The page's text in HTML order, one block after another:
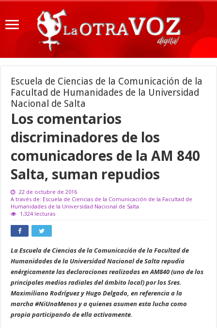
Escuela de Ciencias de la Comunicación de la
Facultad de Humanidades de la Universidad
Nacional de Salta
Los comentarios
discriminadores de los
comunicadores de la AM 840
Salta, suman repudios
22 de octubre de 2016
A través de: Escuela de Ciencias de la Comunicación de la Facultad de
Humanidades de la Universidad Nacional de Salta
1,324 lecturas
La Escuelade Ciencias de la Comunicación de la Facultad de
Humanidades de la Universidad Nacional de Salta repudia
enérgicamente las declaraciones realizadas en AM840 (uno de los
principales medios radiales del ámbito local) por los Sres.
Maximiliano Rodríguez y Hugo Delgado, en referencia a la
marcha #NiUnaMenos y a quienes asumen esta lucha como
propia participando de ella activamente.